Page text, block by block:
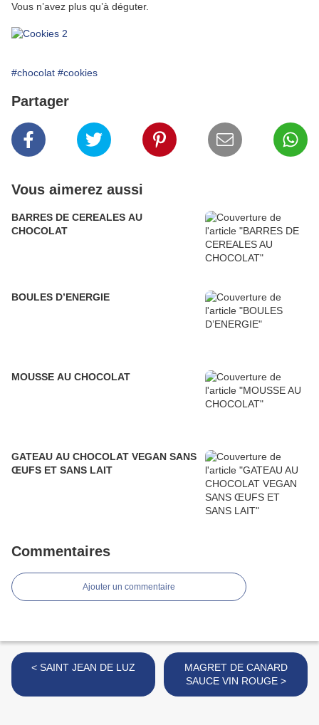
Vous n’avez plus qu’à déguter.
#chocolat #cookies
Partager
Vous aimerez aussi
BARRES DE CEREALES AU
CHOCOLAT
BOULES D’ENERGIE
MOUSSE AU CHOCOLAT
GATEAU AU CHOCOLAT VEGAN SANS
ŒUFS ET SANS LAIT
Commentaires
Ajouter un commentaire
< SAINT JEAN DE LUZ
MAGRET DE CANARD
SAUCE VIN ROUGE >